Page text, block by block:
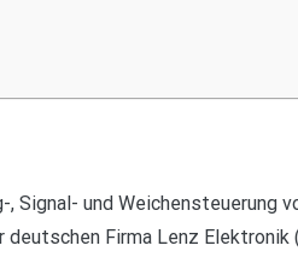
Signal- und Weichensteuerung
deutschen Firma Lenz Elektronik